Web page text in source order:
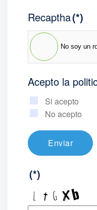
Recaptha(*)
No soy un
Acepto la
Si acepto
No acepto
Enviar
(*)